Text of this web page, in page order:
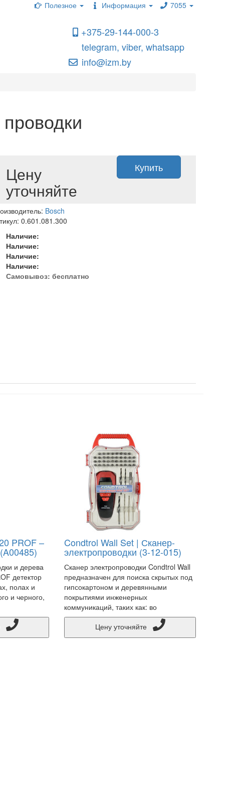
Полезное Информация 7055
+375-29-144-000-3
telegram, viber, whatsapp
info@izm.by
Цену
уточняйте
Купить
Bosch
0.601.081.300
Наличие:
Наличие:
Наличие:
Наличие:
Самовывоз:бесплатно
PROF –
и дерева
детектор
полах и
и черного,
Цену уточняйте
Condtrol Wall Set | Сканер-
электропроводки (3-12-015)
Сканер электропроводки Condtrol Wall
предназначен для поиска скрытых под
гипсокартоном и деревянными
покрытиями инженерных
коммуникаций, таких как: во